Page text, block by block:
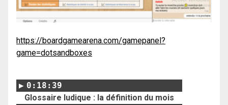
https://boardgamearena.com/gamepanel?
game=dotsandboxes
0:18:39
Glossaire ludique : la définition du mois